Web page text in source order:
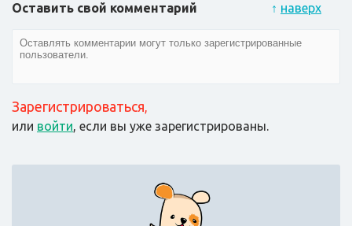
↑ наверх
Оставить свой комментарий
Зарегистрироваться,
или войти, если вы уже зарегистрированы.